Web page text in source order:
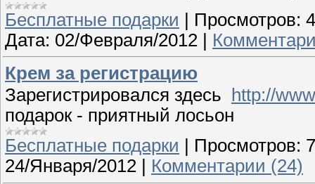
Бесплатные подарки | Просмотров:
Дата: 02/Февраля/2012 |
Крем за регистрацию
Зарегистрировался здесь
http://
подарок - приятный лосьон
Бесплатные подарки
Просмотров:
24/Января/2012
Комментарии (24)